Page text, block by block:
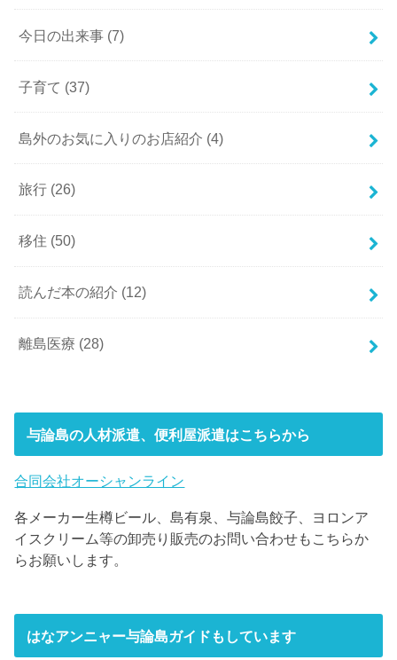
今日の出来事 (7)
子育て (37)
島外のお気に入りのお店紹介 (4)
旅行 (26)
移住 (50)
読んだ本の紹介 (12)
離島医療 (28)
与論島の人材派遣、便利屋派遣はこちらから
合同会社オーシャンライン
各メーカー生樽ビール、島有泉、与論島餃子、ヨロンア
イスクリーム等の卸売り販売のお問い合わせもこちらか
らお願いします。
はなアンニャー与論島ガイドもしています